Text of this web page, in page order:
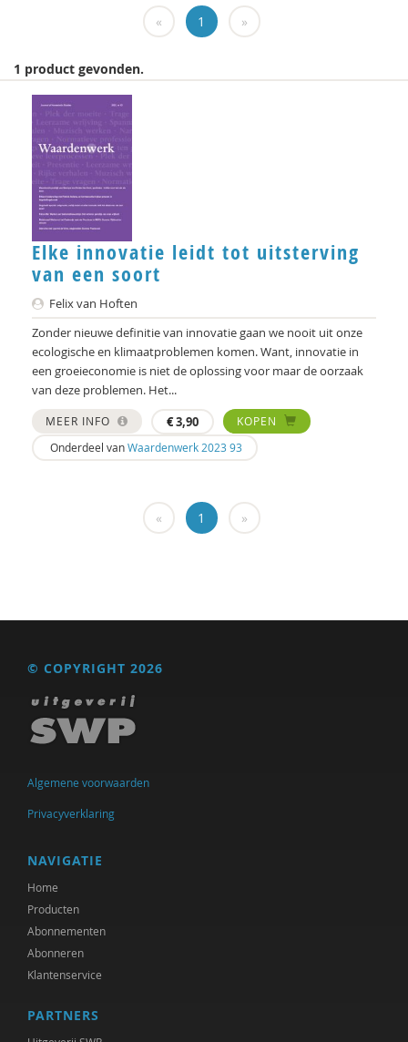
Dr. Abdelilah Ljamai (UVH)
Tineke Abma
Frank Adloff
Marian Adriaansen
Jyotsna Agnihotri Gupta
Hans Alma
Carlos Alvarez Pereira
Christa Anbeek
Daan Andriessen
Koen Arts
Jan Baars
Andries Baart
Jan-Hendrik Bakker
Floor Basten
Lisette Bastiaansen
Vivianne Baur
Krijn van Beek
Blanche Beijersbergen van Henegouwen
Adriaan Bekman (met medewerking van Harry
Kunneman)
Elena Bendien
Deirdre Beneken genaamd Kolmer
Jessica Benjamin
« 1 »
1 product gevonden.
Elke innovatie leidt tot uitsterving
van een soort
Felix van Hoften
Zonder nieuwe definitie van innovatie gaan we nooit uit onze
ecologische en klimaatproblemen komen. Want, innovatie in
een groeieconomie is niet de oplossing voor maar de oorzaak
van deze problemen. Het...
MEER INFO €3,90
KOPEN
Onderdeel vanWaardenwerk 2023 93
« 1 »
© COPYRIGHT 2026
Algemene voorwaarden
Privacyverklaring
NAVIGATIE
Home
Producten
Abonnementen
Abonneren
Klantenservice
PARTNERS